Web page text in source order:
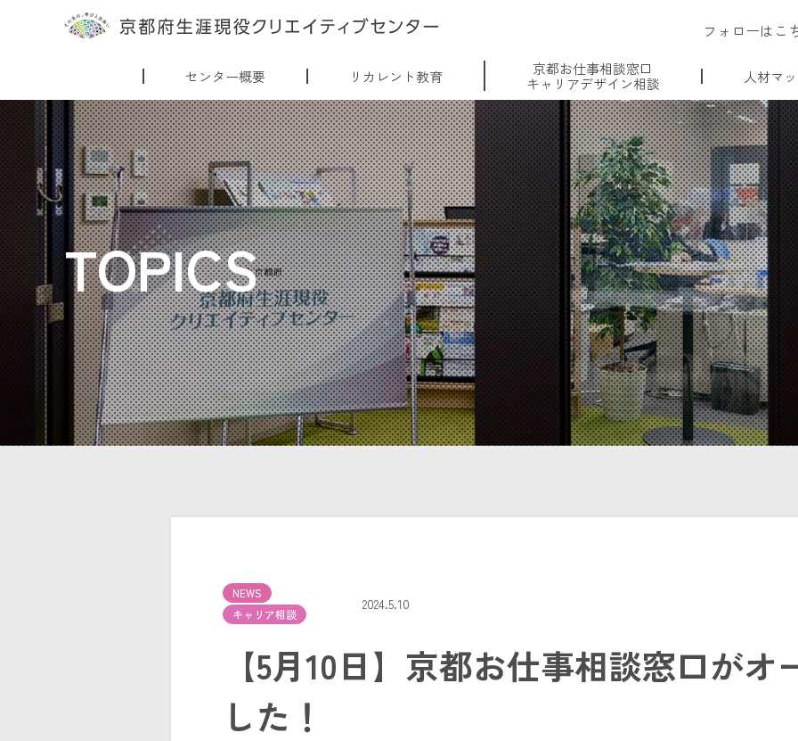
フォローはこ
センター概要 リカレント教育
京都お仕事相談窓口
キャリアデザイン相談
人材マ
TOPICS
NEWS
キャリア相談
2024.5.10
【5月10日】京都お仕事相談窓口がオ
した！